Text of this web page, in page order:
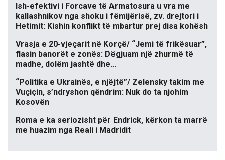
Ish-efektivi i Forcave të Armatosura u vra me
kallashnikov nga shoku i fëmijërisë, zv. drejtori i
Hetimit: Kishin konflikt të mbartur prej disa kohësh
Vrasja e 20-vjeçarit në Korçë/ “Jemi të frikësuar”,
flasin banorët e zonës: Dëgjuam një zhurmë të
madhe, dolëm jashtë dhe…
“Politika e Ukrainës, e njëjtë”/ Zelensky takim me
Vuçiçin, s’ndryshon qëndrim: Nuk do ta njohim
Kosovën
Roma e ka seriozisht për Endrick, kërkon ta marrë
me huazim nga Reali i Madridit